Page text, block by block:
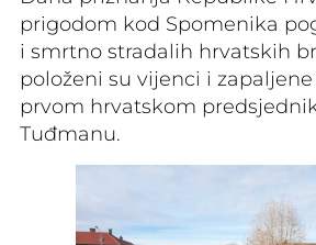
prigodom kod Spomenika
i smrtno stradalih hrvatskih
položeni su vijenci i
prvom hrvatskom
Tuđmanu.